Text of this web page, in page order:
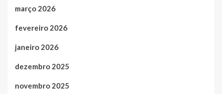
março 2026
fevereiro 2026
janeiro 2026
dezembro 2025
novembro 2025